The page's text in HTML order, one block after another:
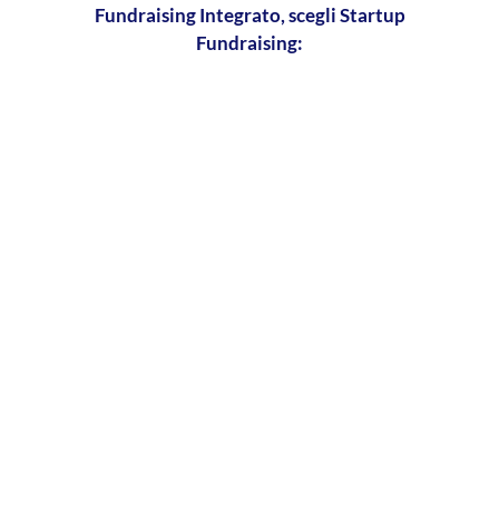
Fundraising Integrato, scegli Startup
Fundraising: